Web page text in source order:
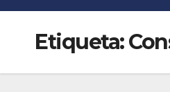
Etiqueta: